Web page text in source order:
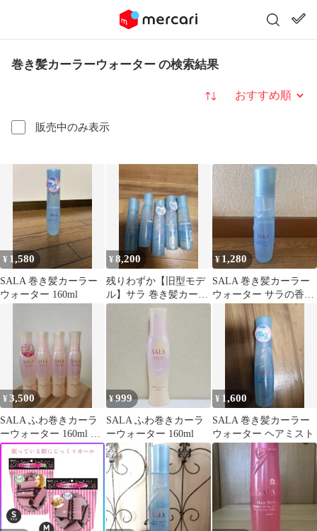
巻き髪カーラーウォーター の検索結果
販売中のみ表示
並び替え
¥ 1,580
SALA 巻き髪カーラー
ウォーター 160ml
¥8,200
残りわずか【旧型モデ
ル】サラ 巻き髪カーラ
ーウォーター サラの香
り（5本セット）
¥ 1,280
SALA 巻き髪カーラー
ウォーター サラの香り
Kanebo カネボウ
¥3,500
SALA ふわ巻きカーラ
ーウォーター 160ml 3
本セット&半分使用1本
¥999
SALA ふわ巻きカーラ
ーウォーター 160ml
¥ 1,600
SALA 巻き髪カーラー
ウォーター ヘアミスト